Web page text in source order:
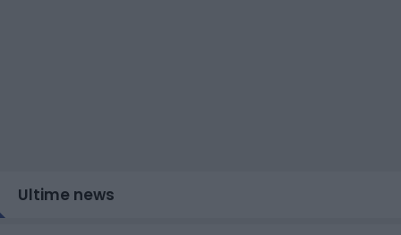
Ultime news